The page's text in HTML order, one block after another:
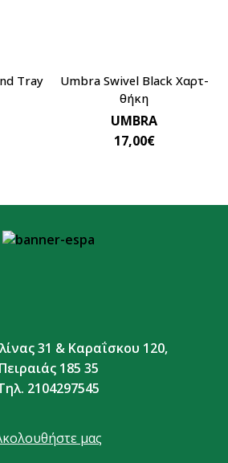
Tray
Umbra Swivel Black Χαρτ-
θήκη
UMBRA
17,00€
31 & Καραΐσκου 120,
Πειραιάς 185 35
2104297545
μας